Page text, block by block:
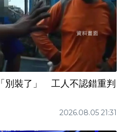
別裝了」 工人不認錯重判
2026.08.05 21:31